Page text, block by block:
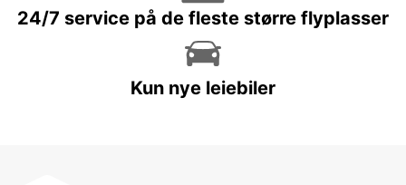
24/7 service på de fleste større flyplasser
Kun nye leiebiler